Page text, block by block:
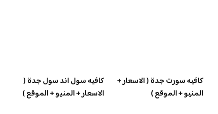
كافيه سورت جدة ( الاسعار +
المنيو + الموقع )
كافيه سول اند سول جدة (
الاسعار + المنيو + الموقع )